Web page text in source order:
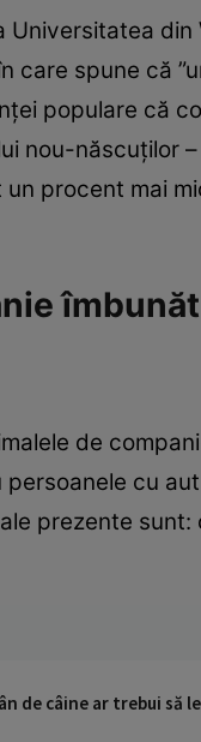
Universitatea
care spune că
populare că
nou-născuţilor
procent mai
de
cu
prezente
de câine ar trebui să